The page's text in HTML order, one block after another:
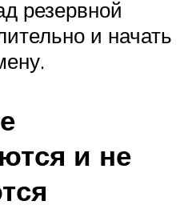
резервной
и начать
и не